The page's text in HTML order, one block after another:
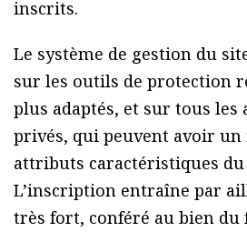
inscrits.
Le système de gestion du
sur les outils de protection
plus adaptés, et sur tous les
privés, qui peuvent avoir un
attributs caractéristiques du
L’inscription entraîne par
très fort, conféré au bien du